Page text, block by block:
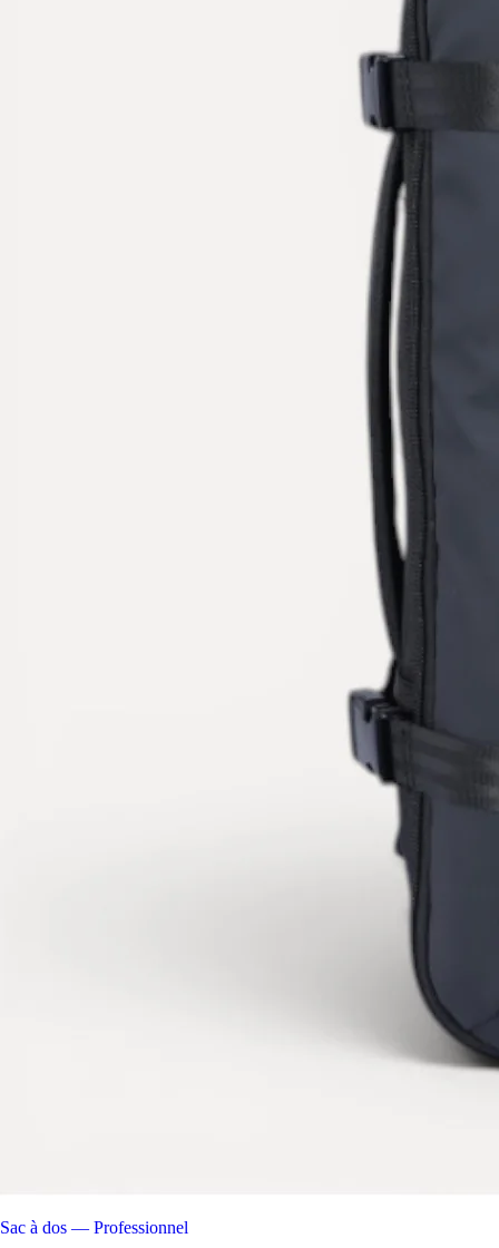
Sac à dos — Professionnel